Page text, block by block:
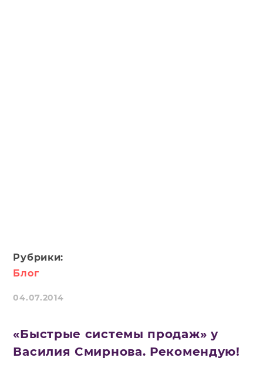
Рубрики:
Блог
04.07.2014
«Быстрые системы продаж» у
Василия Смирнова. Рекомендую!